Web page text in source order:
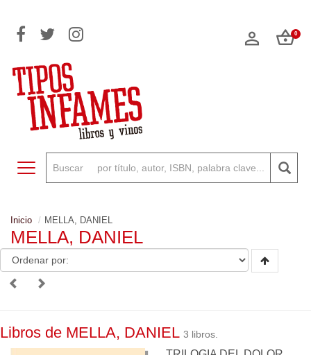
0
Toggle navigation
Inicio MELLA, DANIEL
MELLA, DANIEL
Libros de MELLA, DANIEL 3 libros.